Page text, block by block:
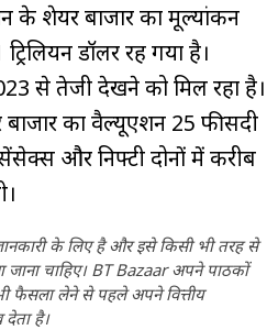
के शेयर बाजार का मूल्यांकन
डॉलर रह गया है।
से तेजी देखने को मिल रहा है।
का वैल्यूएशन 25 फीसदी
और निफ्टी दोनों में करीब
के लिए है और इसे किसी भी तरह से
चाहिए। BT Bazaar अपने पाठकों
फैसला लेने से पहले अपने वित्तीय
है।